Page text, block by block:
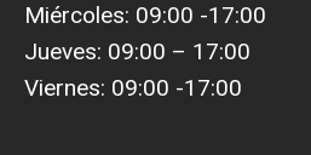
Miércoles: 09:00 -17:00
Jueves: 09:00 – 17:00
Viernes: 09:00 -17:00